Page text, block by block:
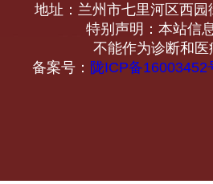
地址：兰州市七里河区西
特别声明：本站信
不能作为诊断和医
备案号： 陇ICP备16003452